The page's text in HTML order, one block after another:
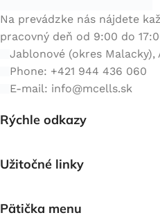
Na prevádzke nás nájdete
pracovný deň od 9:00 do
Jablonové (okres Malacky),
Phone: +421 944 436 060
E-mail: info@mcells.sk
Rýchle odkazy
Užitočné linky
Pätička menu